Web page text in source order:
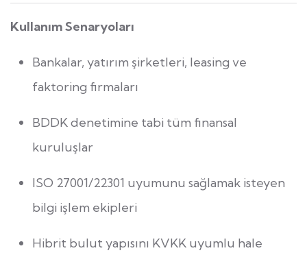
Kullanım Senaryoları
Bankalar, yatırım şirketleri, leasing ve
faktoring firmaları
BDDK denetimine tabi tüm finansal
kuruluşlar
ISO 27001/22301 uyumunu sağlamak isteyen
bilgi işlem ekipleri
Hibrit bulut yapısını KVKK uyumlu hale